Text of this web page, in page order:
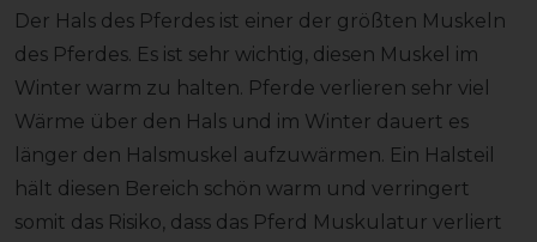
Der Hals des Pferdes ist einer der größten Muskeln
des Pferdes. Es ist sehr wichtig, diesen Muskel im
Winter warm zu halten. Pferde verlieren sehr viel
Wärme über den Hals und im Winter dauert es
länger den Halsmuskel aufzuwärmen. Ein Halsteil
hält diesen Bereich schön warm und verringert
somit das Risiko, dass das Pferd Muskulatur verliert